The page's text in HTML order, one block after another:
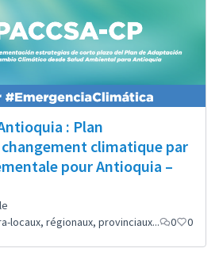
: Plan
climatique par
pour Antioquia –
locaux, régionaux, provinciaux...
0 0